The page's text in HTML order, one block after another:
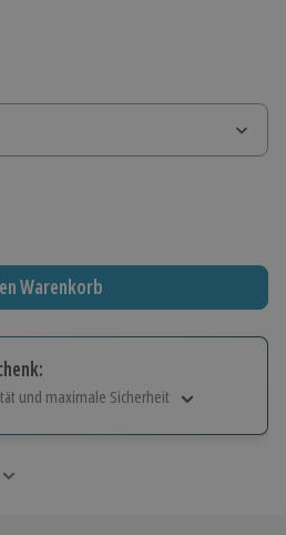
Warenkorb
und maximale Sicherheit